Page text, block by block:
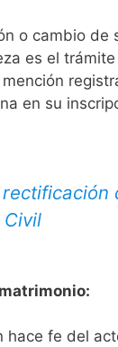
o cambio de
es el
en su
Civil
hace fe del